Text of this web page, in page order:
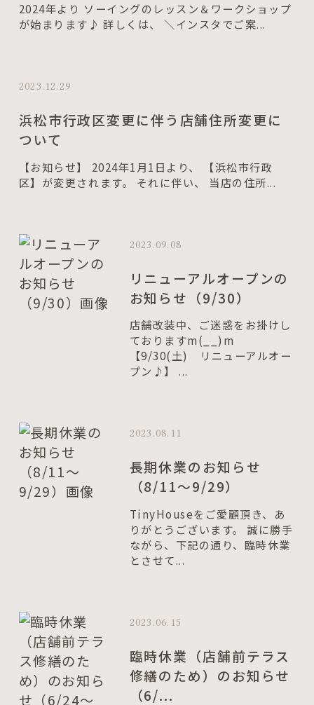
2024年より ソーイングのレッスン＆ワークショップ
が始まります♪ 詳しくは、 ＼インスタでご案...
2023.12.29
浜松市行政区変更に伴う店舗住所変更に
ついて
【お知らせ】 2024年1月1日より、 【浜松市行政
区】が変更されます。 それに伴い、 当店の住所...
2023.09.08
リニューアルオープンの
お知らせ（9/30）
店舗改装中、ご迷惑をお掛けし
ておりますm(__)m
【9/30(土) リニューアルオー
プン♪】 ...
2023.08.11
長期休業のお知らせ
（8/11～9/29）
TinyHouseをご愛顧頂き、あ
りがとうございます。 誠に勝手
ながら、下記の通り、臨時休業
とさせて...
2023.06.15
臨時休業（店舗前テラス
修繕のため）のお知らせ
（6/...